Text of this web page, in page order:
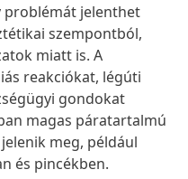
problémát jelenthet
szempontból,
miatt is. A
reakciókat, légúti
gondokat
magas páratartalmú
meg, például
és pincékben.